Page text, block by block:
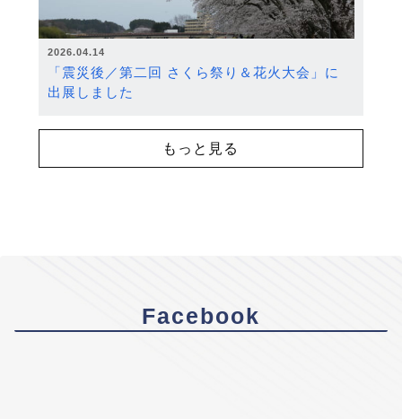
2026.04.14
「震災後／第二回 さくら祭り＆花火大会」に
出展しました
もっと見る
Facebook